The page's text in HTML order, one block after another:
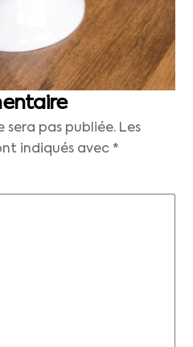
sera pas publiée. Les
indiqués avec*